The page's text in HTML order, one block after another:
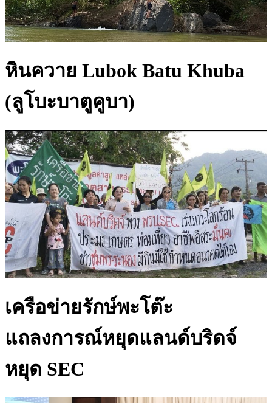
หินควาย Lubok Batu Khuba
(ลูโบะบาตูคูบา)
เครือข่ายรักษ์พะโต๊ะ
แถลงการณ์หยุดแลนด์บริดจ์
หยุด SEC